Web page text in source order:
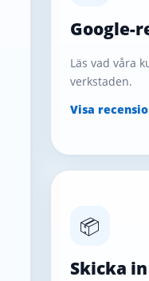
Google-
Läs vad våra
verkstaden.
Visa
📦
Skicka